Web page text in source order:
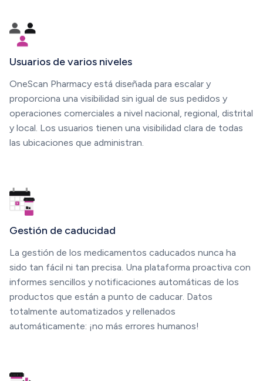
Usuarios de varios niveles
OneScan Pharmacy está diseñada para escalar y
proporciona una visibilidad sin igual de sus pedidos y
operaciones comerciales a nivel nacional, regional, distrital
y local. Los usuarios tienen una visibilidad clara de todas
las ubicaciones que administran.
Gestión de caducidad
La gestión de los medicamentos caducados nunca ha
sido tan fácil ni tan precisa. Una plataforma proactiva con
informes sencillos y notificaciones automáticas de los
productos que están a punto de caducar. Datos
totalmente automatizados y rellenados
automáticamente: ¡no más errores humanos!